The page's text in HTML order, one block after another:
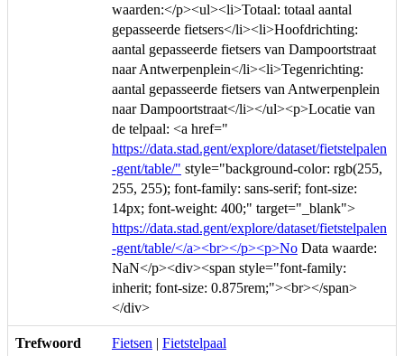
waarden:</p><ul><li>Totaal: totaal aantal
gepasseerde fietsers</li><li>Hoofdrichting:
aantal gepasseerde fietsers van Dampoortstraat
naar Antwerpenplein</li><li>Tegenrichting:
aantal gepasseerde fietsers van Antwerpenplein
naar Dampoortstraat</li></ul><p>Locatie van
de telpaal: <a href="
https://data.stad.gent/explore/dataset/fietstelpalen
-gent/table/" style="background-color: rgb(255,
255, 255); font-family: sans-serif; font-size:
14px; font-weight: 400;" target="_blank">
https://data.stad.gent/explore/dataset/fietstelpalen
-gent/table/</a><br></p><p>No Data waarde:
NaN</p><div><span style="font-family:
inherit; font-size: 0.875rem;"><br></span>
</div>
Trefwoord Fietsen | Fietstelpaal